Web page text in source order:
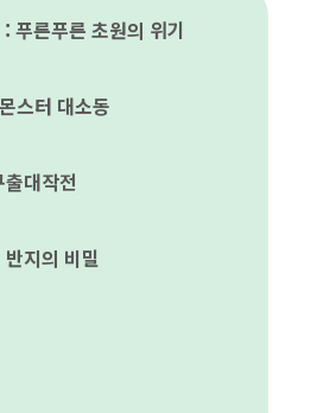
푸른푸른 초원의 위기
스터 대소동
대작전
지의 비밀